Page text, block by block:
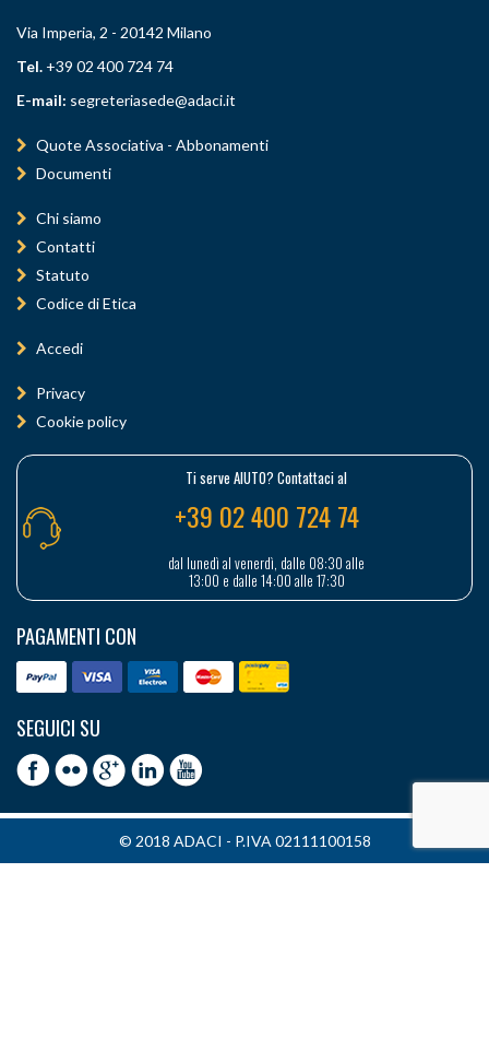
Via Imperia, 2 - 20142 Milano
Tel. +39 02 400 724 74
E-mail: segreteriasede@adaci.it
Quote Associativa - Abbonamenti
Documenti
Chi siamo
Contatti
Statuto
Codice di Etica
Accedi
Privacy
Cookie policy
Ti serve AIUTO? Contattaci al
+39 02 400 724 74
dal lunedì al venerdì, dalle 08:30 alle
13:00 e dalle 14:00 alle 17:30
PAGAMENTI CON
SEGUICI SU
© 2018 ADACI - P.IVA 02111100158